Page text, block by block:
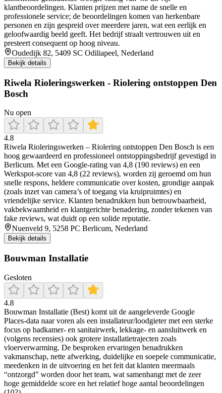
klantbeoordelingen. Klanten prijzen met name de snelle en
professionele service; de beoordelingen komen van herkenbare
personen en zijn gespreid over meerdere jaren, wat een eerlijk en
geloofwaardig beeld geeft. Het bedrijf straalt vertrouwen uit en
presteert consequent op hoog niveau.
Oudedijk 82, 5409 SC Odiliapeel, Nederland
Bekijk details
Riwela Rioleringswerken - Riolering ontstoppen Den
Bosch
Nu open
4.8
Riwela Rioleringswerken – Riolering ontstoppen Den Bosch is een
hoog gewaardeerd en professioneel ontstoppingsbedrijf gevestigd in
Berlicum. Met een Google-rating van 4,8 (190 reviews) en een
Werkspot-score van 4,8 (22 reviews), worden zij geroemd om hun
snelle respons, heldere communicatie over kosten, grondige aanpak
(zoals inzet van camera’s of toegang via kruipruimtes) en
vriendelijke service. Klanten benadrukken hun betrouwbaarheid,
vakbekwaamheid en klantgerichte benadering, zonder tekenen van
fake reviews, wat duidt op een solide reputatie.
Nuenveld 9, 5258 PC Berlicum, Nederland
Bekijk details
Bouwman Installatie
Gesloten
4.8
Bouwman Installatie (Best) komt uit de aangeleverde Google
Places-data naar voren als een installateur/loodgieter met een sterke
focus op badkamer- en sanitairwerk, lekkage- en aansluitwerk en
(volgens recensies) ook grotere installatietrajecten zoals
vloerverwarming. De besproken ervaringen benadrukken
vakmanschap, nette afwerking, duidelijke en soepele communicatie,
meedenken in de uitvoering en het feit dat klanten meermaals
“ontzorgd” worden door het team, wat samenhangt met de zeer
hoge gemiddelde score en het relatief hoge aantal beoordelingen